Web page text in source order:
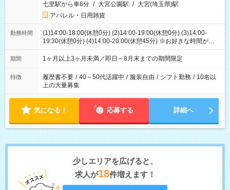
七里駅から車6分 / 大宮公園駅 / 大宮(埼玉県)駅
アパレル・日用雑貨
勤務時間
(1)14:00-18:00(休憩0分) (2)14:00-19:00(休憩0分) (3)14:00-
19:30(休憩0分) (4)14:00-20:00(休憩45分) ※お好きな時間が選べ
ます
期間 1ヶ月以上3ヶ月未満／即日～8月末までの期間限定
特徴 履歴書不要 / 40～50代活躍中 / 服装自由 / シフト勤務 / 10名以
上の大量募集
気になる！ 応募する 詳細へ
少しエリアを広げると、
求人が18件増えます！